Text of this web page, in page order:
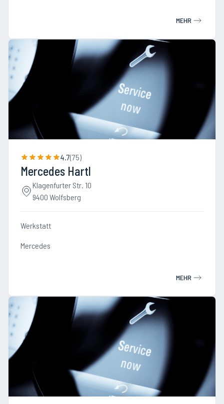
MEHR
4.7(75)
Mercedes Hartl
Klagenfurter Str. 10
9400 Wolfsberg
Werkstatt
Mercedes
MEHR